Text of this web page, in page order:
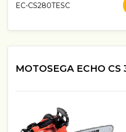
EC-CS280TESC
MOTOSEGA ECHO CS